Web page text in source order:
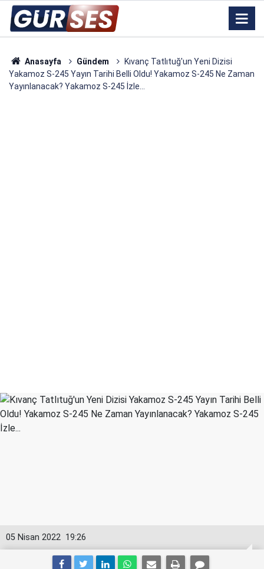
Anasayfa Gündem
Kıvanç Tatlıtuğ'un Yeni Dizisi
Yakamoz S-245 Yayın Tarihi Belli Oldu! Yakamoz S-245 Ne Zaman
Yayınlanacak? Yakamoz S-245 İzle...
19:26
05 Nisan 2022